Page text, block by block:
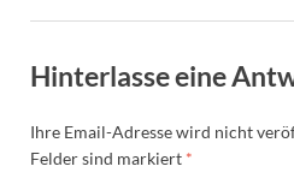
Hinterlasse eine
Ihre Email-Adresse wird nicht
Felder sind markiert *